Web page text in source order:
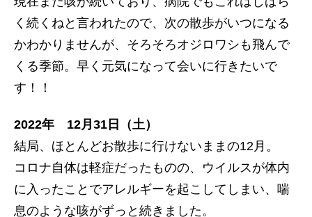
く続くねと言われたので、次の散歩がいつになる
かわかりませんが、そろそろオジロワシも飛んで
くる季節。早く元気になって会いに行きたいで
す！！
2022年 12月31日（土）
結局、ほとんどお散歩に行けないままの12月。
コロナ自体は軽症だったものの、ウイルスが体内
に入ったことでアレルギーを起こしてしまい、喘
息のような咳がずっと続きました。